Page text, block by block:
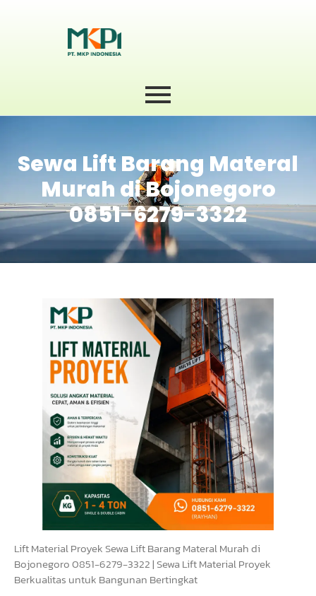
Sewa Lift Barang Materal
Murah di Bojonegoro
0851-6279-3322
Lift Material Proyek Sewa Lift Barang Materal Murah di
Bojonegoro 0851-6279-3322 | Sewa Lift Material Proyek
Berkualitas untuk Bangunan Bertingkat